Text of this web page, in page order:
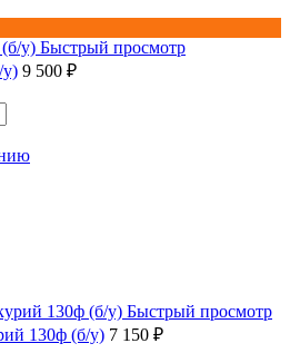
Быстрый просмотр
у) 9 500 ₽
Быстрый просмотр
130ф (б/у) 7 150 ₽